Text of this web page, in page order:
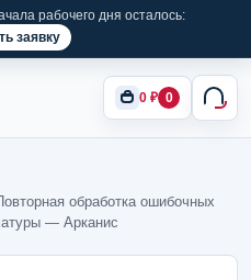
рабочего дня осталось:
заявку
0 ₽ 0
обработка ошибочных
— Арканис